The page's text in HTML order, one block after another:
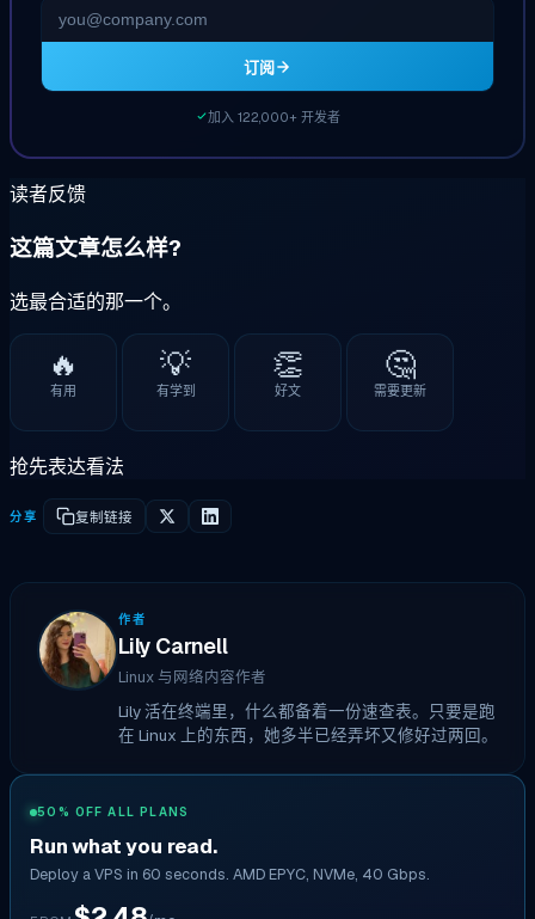
订阅
加入 122,000+ 开发者
读者反馈
这篇文章怎么样?
选最合适的那一个。
🔥
有用
💡
有学到
👏
好文
🤔
需要更新
抢先表达看法
分享 复制链接
作者
Lily Carnell
Linux 与网络内容作者
Lily 活在终端里，什么都备着一份速查表。只要是跑
在 Linux 上的东西，她多半已经弄坏又修好过两回。
50% OFF ALL PLANS
Run what you read.
Deploy a VPS in 60 seconds. AMD EPYC, NVMe, 40 Gbps.